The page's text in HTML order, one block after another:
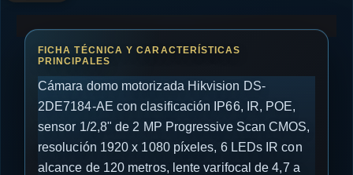
Cámara domo motorizada Hikvision DS-
2DE7184-AE con clasificación IP66, IR, POE,
sensor 1/2,8" de 2 MP Progressive Scan CMOS,
resolución 1920 x 1080 píxeles, 6 LEDs IR con
alcance de 120 metros, lente varifocal de 4,7 a